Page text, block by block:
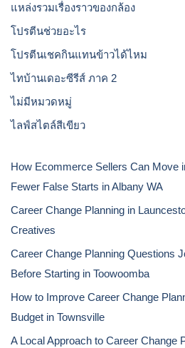
แหล่งรวมเรื่องราวของกล้อง
โปรตีนช่วยอะไร
โปรตีนเชคกินแทนข้าวได้ไหม
ไทบ้านเดอะซีรีส์ ภาค 2
ไม่มีหมวดหมู่
ไลฟ์สไตล์สีเขียว
How Ecommerce Sellers Can Move
Fewer False Starts in Albany WA
Career Change Planning in
Creatives
Career Change Planning Questions
Before Starting in Toowoomba
How to Improve Career Change
Budget in Townsville
A Local Approach to Career Change